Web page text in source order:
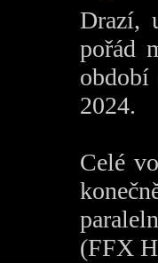
Drazí,
pořád
2024.
Celé
(FFX